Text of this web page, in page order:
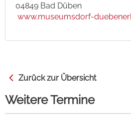
04849 Bad Düben
www.museumsdorf-
Zurück zur Übersicht
Weitere Termine